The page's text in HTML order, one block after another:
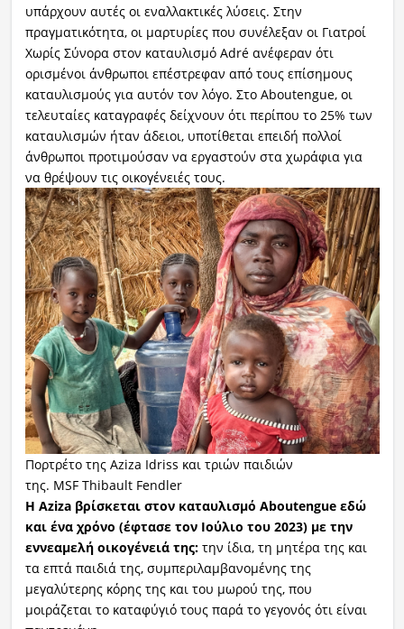
υπάρχουν αυτές οι εναλλακτικές λύσεις. Στην
πραγματικότητα, οι μαρτυρίες που συνέλεξαν οι Γιατροί
Χωρίς Σύνορα στον καταυλισμό Adré ανέφεραν ότι
ορισμένοι άνθρωποι επέστρεφαν από τους επίσημους
καταυλισμούς για αυτόν τον λόγο. Στο Aboutengue, οι
τελευταίες καταγραφές δείχνουν ότι περίπου το 25% των
καταυλισμών ήταν άδειοι, υποτίθεται επειδή πολλοί
άνθρωποι προτιμούσαν να εργαστούν στα χωράφια για
να θρέψουν τις οικογένειές τους.
Πορτρέτο της Aziza Idriss και τριών παιδιών
της. MSF Thibault Fendler
Η Aziza βρίσκεται στον καταυλισμό Aboutengue εδώ
και ένα χρόνο (έφτασε τον Ιούλιο του 2023) με την
εννεαμελή οικογένειά της:την ίδια, τη μητέρα της και
τα επτά παιδιά της, συμπεριλαμβανομένης της
μεγαλύτερης κόρης της και του μωρού της, που
μοιράζεται το καταφύγιό τους παρά το γεγονός ότι είναι